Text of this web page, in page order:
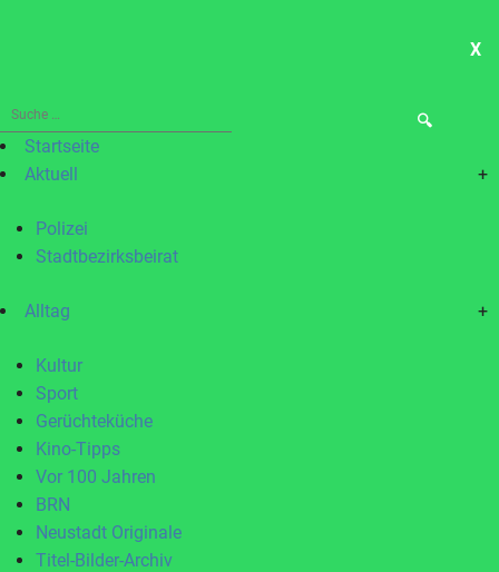
X
Suche
nach:Startseite
Aktuell
+
Polizei
Stadtbezirksbeirat
Alltag +
Kultur
Sport
Gerüchteküche
Kino-Tipps
Vor 100 Jahren
BRN
Neustadt Originale
Titel-Bilder-Archiv